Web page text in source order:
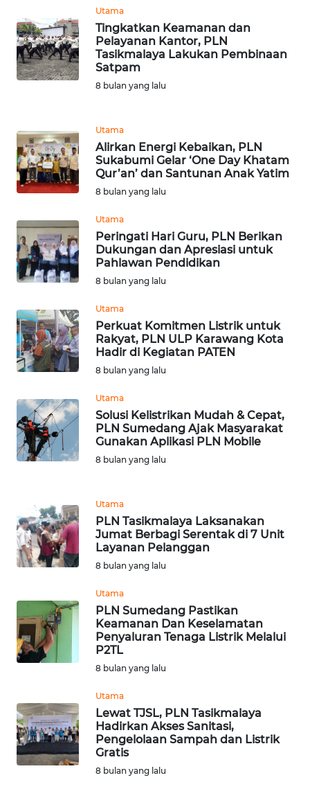
Utama
Tingkatkan Keamanan dan
Pelayanan Kantor, PLN
Tasikmalaya Lakukan Pembinaan
Satpam
8 bulan yang lalu
Utama
Alirkan Energi Kebaikan, PLN
Sukabumi Gelar ‘One Day Khatam
Qur’an’ dan Santunan Anak Yatim
8 bulan yang lalu
Utama
Peringati Hari Guru, PLN Berikan
Dukungan dan Apresiasi untuk
Pahlawan Pendidikan
8 bulan yang lalu
Utama
Perkuat Komitmen Listrik untuk
Rakyat, PLN ULP Karawang Kota
Hadir di Kegiatan PATEN
8 bulan yang lalu
Utama
Solusi Kelistrikan Mudah & Cepat,
PLN Sumedang Ajak Masyarakat
Gunakan Aplikasi PLN Mobile
8 bulan yang lalu
Utama
PLN Tasikmalaya Laksanakan
Jumat Berbagi Serentak di 7 Unit
Layanan Pelanggan
8 bulan yang lalu
Utama
PLN Sumedang Pastikan
Keamanan Dan Keselamatan
Penyaluran Tenaga Listrik Melalui
P2TL
8 bulan yang lalu
Utama
Lewat TJSL, PLN Tasikmalaya
Hadirkan Akses Sanitasi,
Pengelolaan Sampah dan Listrik
Gratis
8 bulan yang lalu
KALBAR
WN
KALTENG
WN
KALSEL
KALTIM
WN
SULSEL
WN
GORONTALO
WN
WN
MALUKU
WN
DAIRI
WN
TOBA
WN
NIAS
LANGKAT
WN
TAPANULI
SELATAN